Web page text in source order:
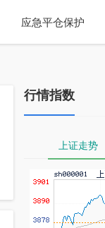
应急平仓保护
行情指数
上证走势